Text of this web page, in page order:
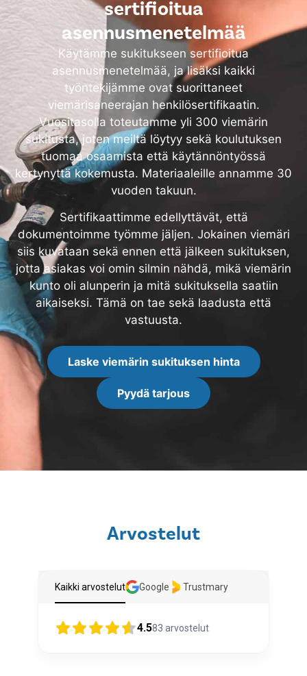
sertifioitua
asennusmenetelmää
Käytämme sukitukseen sertifioitua
asennusmenetelmää, ja lisäksi kaikki
työntekijämme ovat suorittaneet
viemärisaneerajan henkilösertifikaatin.
Vuositasolla toteutamme yli 300 viemärin
sukitusta, joten meiltä löytyy sekä koulutuksen
tuomaa osaamista että käytännöntyössä
kertynyttä kokemusta. Materiaaleille annamme 30
vuoden takuun.
Sertifikaattimme edellyttävät, että
dokumentoimme työmme jäljen. Jokainen viemäri
siis kuvataan sekä ennen että jälkeen sukituksen,
jotta asiakas voi omin silmin nähdä, mikä viemärin
kunto oli alunperin ja mitä sukituksella saatiin
aikaiseksi. Tämä on tae sekä laadusta että
vastuusta.
Laske viemärin sukituksen hinta
Pyydä tarjous
Arvostelut
Kaikki arvostelut Google Trustmary
4.583 arvostelut